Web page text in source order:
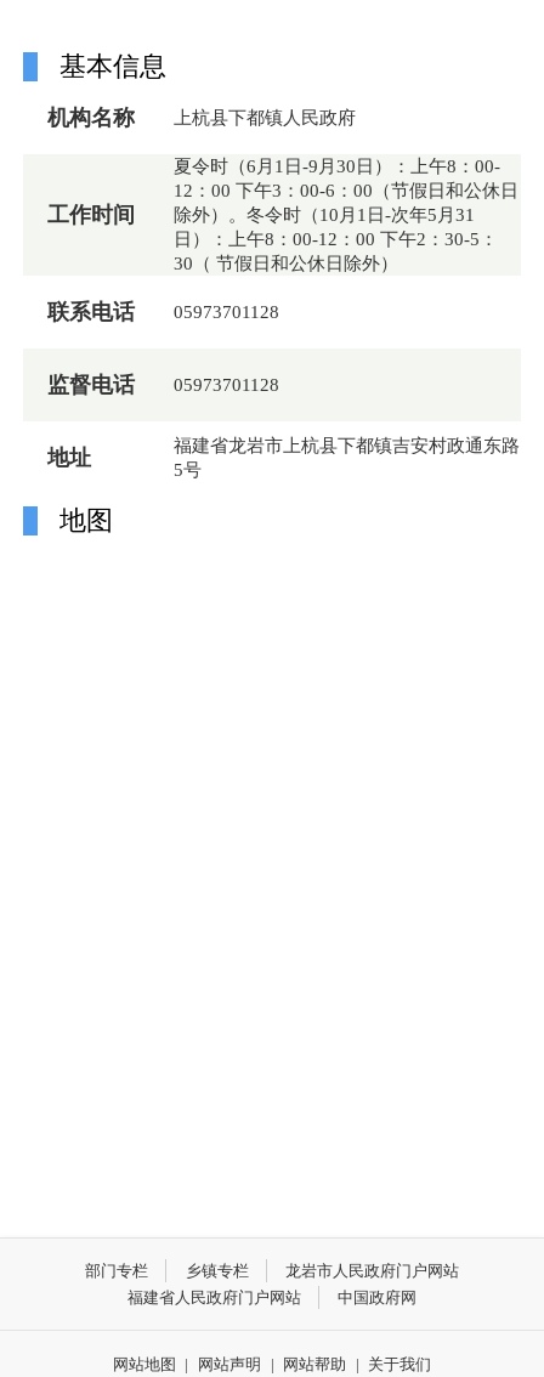
基本信息
机构名称 上杭县下都镇人民政府
工作时间
夏令时（6月1日-9月30日）：上午8：00-
12：00 下午3：00-6：00（节假日和公休日
除外）。冬令时（10月1日-次年5月31
日）：上午8：00-12：00 下午2：30-5：
30（ 节假日和公休日除外）
联系电话 05973701128
监督电话 05973701128
地址
福建省龙岩市上杭县下都镇吉安村政通东路
5号
地图
部门专栏 乡镇专栏
龙岩市人民政府门户网站
福建省人民政府门户网站
中国政府网
网站地图 | 网站声明 | 网站帮助 | 关于我们